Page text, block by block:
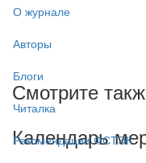
О журнале
Авторы
Блоги
Читалка
Рекомендации ФСТЭК
Смотрите
Календарь